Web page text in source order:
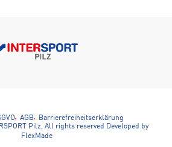
Pilz, All rights reserved Developed by
FlexMade
AGB Barrierefreiheitserklärung